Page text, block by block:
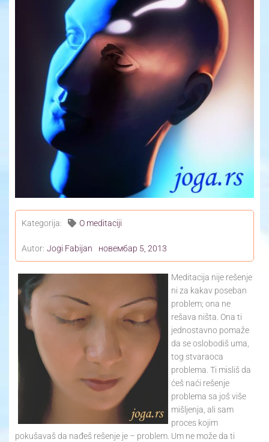
Yoga Travel
Blog
Joga
Kontakt
Kategorija: O meditaciji
Autor: Jogi Fabijan новембар 5, 2013
Meditacija nije rešenje
ni za kakav poseban
problem; ona ne
rešava ništa. Ona ti
jednostavno pomaže
da se oslobodiš uma,
tog stvaraoca
problema. Ti misliš da
ćeš naći rešenje
problema sa još više
mišljenja, ali sam
proces kojim
pokušavaš da nađeš rešenje je – problem. Um ne može da ti